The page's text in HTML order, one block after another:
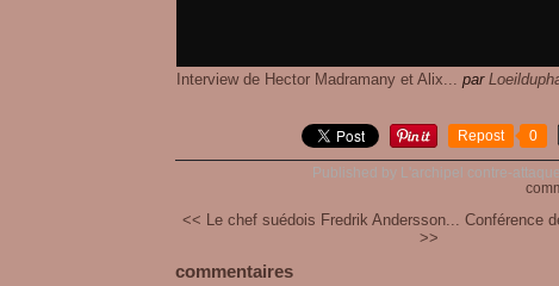
Interview de Hector Madramany et Alix... par
Repost 0
Published by L'archipel contre-
<< Le chef suédois Fredrik Andersson...
Conférence
>>
commentaires